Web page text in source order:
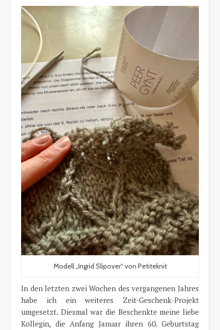
Modell „Ingrid Slipover“ von Petiteknit
In den letzten zwei Wochen des vergangenen Jahres
habe ich ein weiteres Zeit-Geschenk-Projekt
umgesetzt. Diesmal war die Beschenkte meine liebe
Kollegin, die Anfang Januar ihren 60. Geburtstag